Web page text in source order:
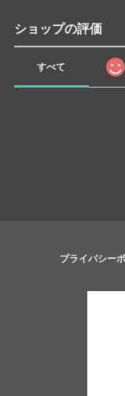
ショップの評価
すべて
プライバシー